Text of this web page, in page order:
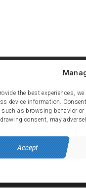
the best experiences,
device information.
such as browsing behavior
consent, may
Accept
d'Huez 21
70 avenue de Brandes -